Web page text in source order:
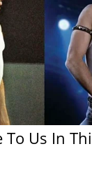
To Us In